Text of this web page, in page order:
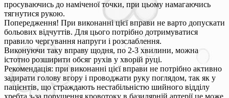
просуваючись до наміченої точки, при цьому намагаючись
тягнутися рукою.
Попередження! При виконанні цієї вправи не варто допускати
больових відчуттів. Для цього потрібно дотримуватися
правило чергування напруги і розслаблення.
Виконуючи таку вправу щодня, по 2-3 хвилини, можна
істотно розширити обсяг рухів у хворій руці.
Рекомендація: при виконанні цієї вправи не потрібно активно
задирати голову вгору і проводжати руку поглядом, так як у
пацієнтів, що страждають нестабільністю шийного відділу
хребта з-за порушення кровотоку в базилярній артерії це може